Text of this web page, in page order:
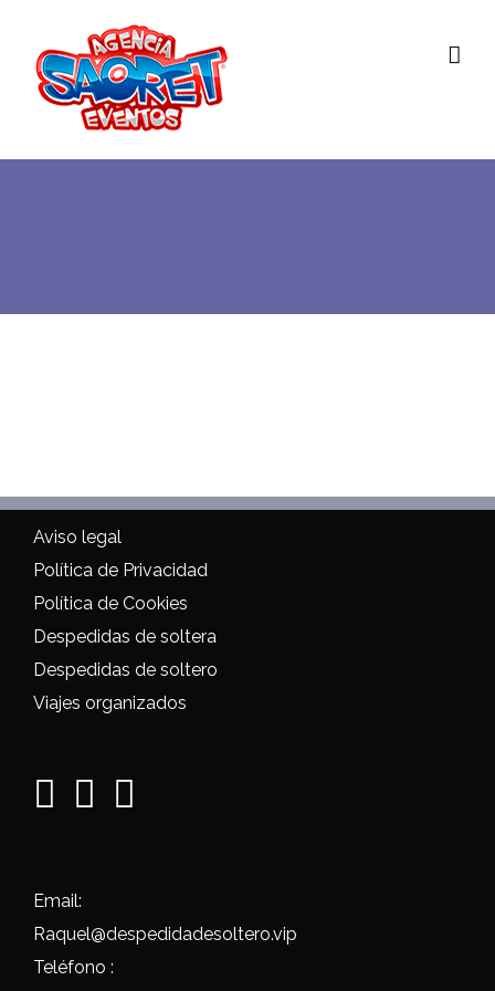
Aviso legal
Política de Privacidad
Política de Cookies
Despedidas de soltera
Despedidas de soltero
Viajes organizados
Email:
Raquel@despedidadesoltero.vip
Teléfono :